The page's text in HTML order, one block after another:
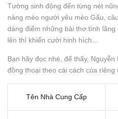
Tường sinh động đến từng nét
nàng mèo người yêu mèo Gấu,
dáng điểm những bài thơ tình lãng
lên thì khiến cười hinh hích…
Bạn hãy đọc nhé, để thấy,
đồng thoại theo cái cách của
Tên Nhà Cung Cấp